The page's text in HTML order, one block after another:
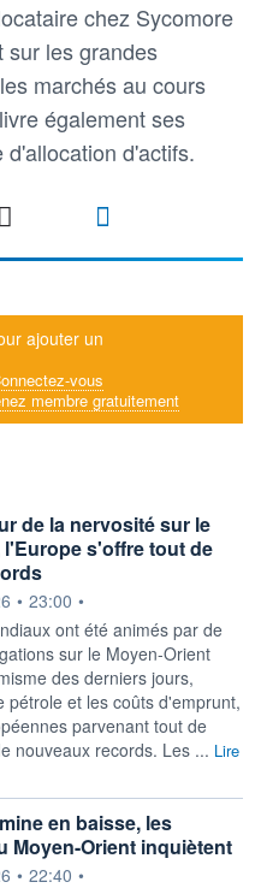
chez Sycomore
sur les grandes
marchés au cours
également ses
d'actifs.
ajouter un
vous
membre gratuitement
de la nervosité sur le
l'Europe s'offre tout de
par
• 23:00 •
ont été animés par de
sur le Moyen-Orient
des derniers jours,
pétrole et les coûts d'emprunt,
parvenant tout de
nouveaux records. Les ... Lire
en baisse, les
Moyen-Orient inquiètent
par
• 22:40 •